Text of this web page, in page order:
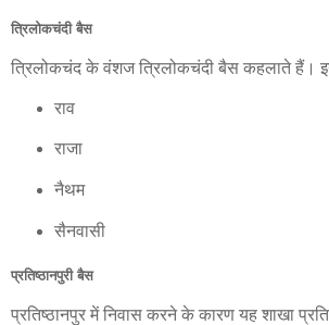
त्रिलोकचंदी बैस
त्रिलोकचंद के वंशज त्रिलोकचंदी बैस कहलाते हैं।
राव
राजा
नैथम
सैनवासी
प्रतिष्ठानपुरी बैस
प्रतिष्ठानपुर में निवास करने के कारण यह शाखा